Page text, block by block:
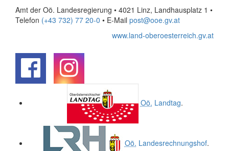
Amt der Oö. Landesregierung • 4021 Linz, Landhausplatz 1 •
Telefon (+43 732) 77 20-0 • E-Mail post@ooe.gv.at
www.land-oberoesterreich.gv.at
Oö. Landtag.
Oö. Landesrechnungshof.